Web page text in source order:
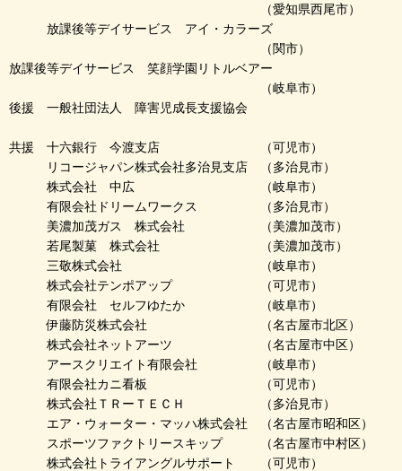
（愛知県西尾市）
放課後等デイサービス アイ・カラーズ
（関市）
放課後等デイサービス 笑顔学園リトルベアー
（岐阜市）
後援 一般社団法人 障害児成長支援協会
共援 十六銀行 今渡支店 （可児市）
リコージャパン株式会社多治見支店 （多治見市）
株式会社 中広 （岐阜市）
有限会社ドリームワークス （多治見市）
美濃加茂ガス 株式会社 （美濃加茂市）
若尾製菓 株式会社 （美濃加茂市）
三敬株式会社 （岐阜市）
株式会社テンポアップ （可児市）
有限会社 セルフゆたか （岐阜市）
伊藤防災株式会社 （名古屋市北区）
株式会社ネットアーツ （名古屋市中区）
アースクリエイト有限会社 （岐阜市）
有限会社カニ看板 （可児市）
株式会社ＴＲーＴＥＣＨ （多治見市）
エア・ウォーター・マッハ株式会社 （名古屋市昭和区）
スポーツファクトリースキップ （名古屋市中村区）
株式会社トライアングルサポート （可児市）